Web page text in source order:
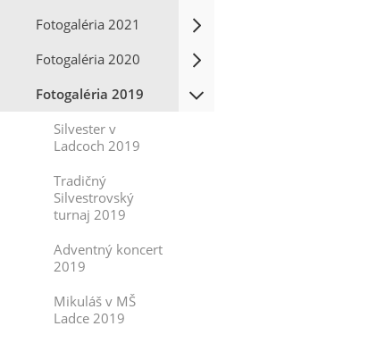
Fotogaléria 2021
Fotogaléria 2020
Fotogaléria 2019
Silvester v
Ladcoch 2019
Tradičný
Silvestrovský
turnaj 2019
Adventný koncert
2019
Mikuláš v MŠ
Ladce 2019